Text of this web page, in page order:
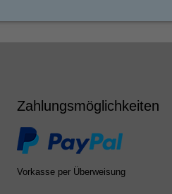
Zahlungsmöglichkeiten
Vorkasse per Überweisung